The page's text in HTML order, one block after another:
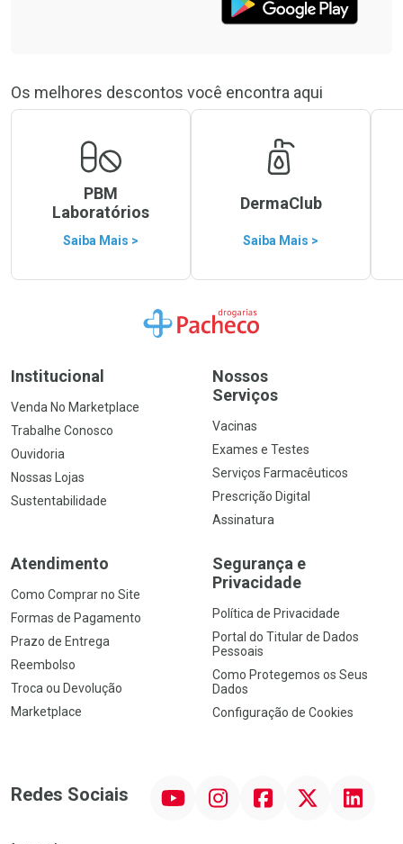
Os melhores descontos você encontra aqui
PBM
Laboratórios
Saiba Mais >
DermaClub
Saiba Mais >
Ir para a Home
Institucional
Venda No Marketplace
Trabalhe Conosco
Ouvidoria
Nossas Lojas
Sustentabilidade
Nossos
Serviços
Vacinas
Exames e Testes
Serviços Farmacêuticos
Prescrição Digital
Assinatura
Atendimento
Como Comprar no Site
Formas de Pagamento
Prazo de Entrega
Reembolso
Troca ou Devolução
Marketplace
Segurança e
Privacidade
Política de Privacidade
Portal do Titular de Dados
Pessoais
Como Protegemos os Seus
Dados
Configuração de Cookies
Redes Sociais YouTube InstagramFacebookTwitter Linkedin